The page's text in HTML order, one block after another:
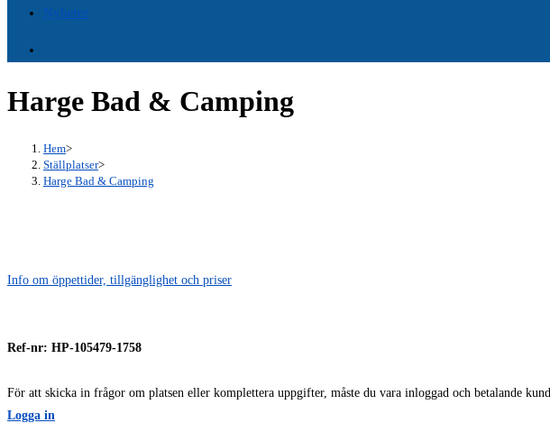
Nyheter
Harge Bad & Camping
Hem>
Ställplatser>
Harge Bad & Camping
Info om öppettider, tillgänglighet och priser
Ref-nr: HP-105479-1758
För att skicka in frågor om platsen eller komplettera uppgifter, måste du vara inloggad och betalande kund.
Logga in